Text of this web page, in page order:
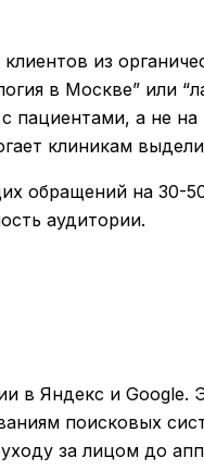
из
в Москве” или
пациентами, а не
клиникам
обращений на 30-
аудитории.
в Яндекс и
поисковых
за лицом до